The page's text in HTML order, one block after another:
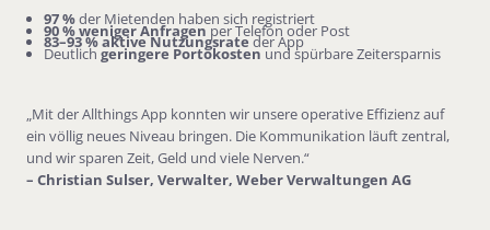
97 %der Mietenden haben sich registriert
90 % weniger Anfragenper Telefon oder Post
83–93 % aktive Nutzungsrateder App
Deutlichgeringere Portokostenund spürbare Zeitersparnis
„Mit der Allthings App konnten wir unsere operative Effizienz auf
ein völlig neues Niveau bringen. Die Kommunikation läuft zentral,
und wir sparen Zeit, Geld und viele Nerven.“
– Christian Sulser, Verwalter, Weber Verwaltungen AG